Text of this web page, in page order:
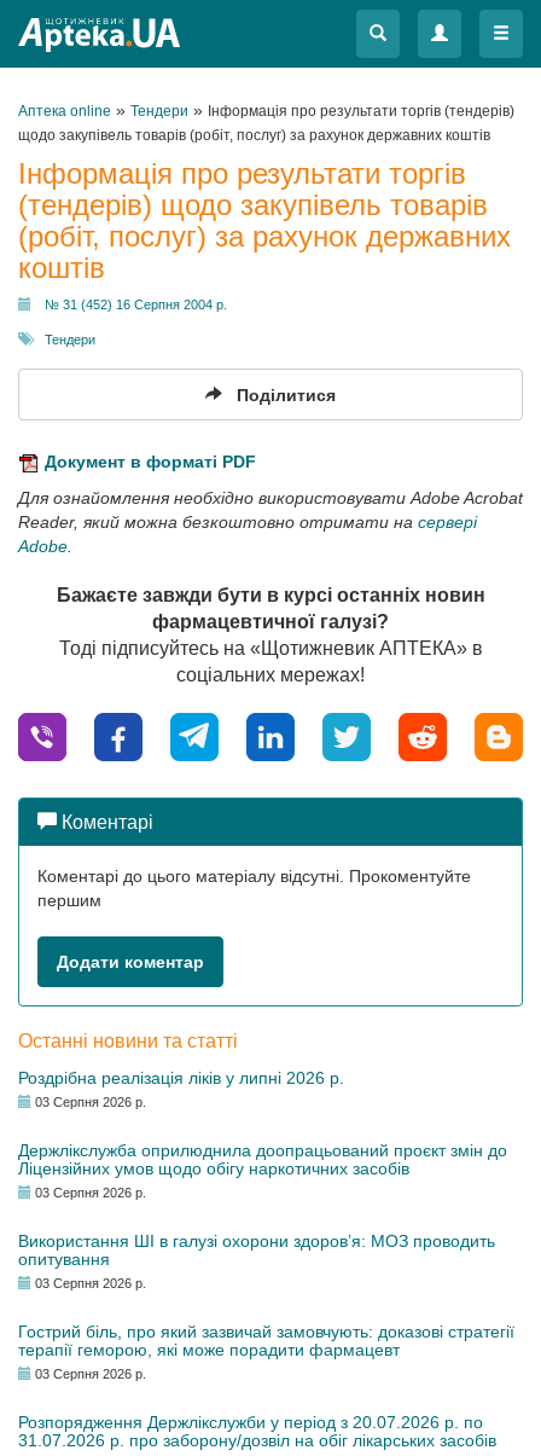
Меню
Меню
Аптека online » Тендери » Інформація про результати торгів (тендерів)
щодо закупівель товарів (робіт, послуг) за рахунок державних коштів
Інформація про результати торгів
(тендерів) щодо закупівель товарів
(робіт, послуг) за рахунок державних
коштів
№ 31 (452) 16 Серпня 2004 р.
Тендери
Поділитися
Документ в форматі PDF
Для ознайомлення необхідно використовувати Adobe Acrobat
Reader, який можна безкоштовно отримати на сервері
Adobe.
Бажаєте завжди бути в курсі останніх новин
фармацевтичної галузі?
Тоді підписуйтесь на «Щотижневик АПТЕКА» в
соціальних мережах!
Коментарі
Коментарі до цього матеріалу відсутні. Прокоментуйте
першим
Додати коментар
Останні новини та статті
Роздрібна реалізація ліків у липні 2026 р.
03 Серпня 2026 р.
Держлікслужба оприлюднила доопрацьований проєкт змін до
Ліцензійних умов щодо обігу наркотичних засобів
03 Серпня 2026 р.
Використання ШІ в галузі охорони здоров’я: МОЗ проводить
опитування
03 Серпня 2026 р.
Гострий біль, про який зазвичай замовчують: доказові стратегії
терапії геморою, які може порадити фармацевт
03 Серпня 2026 р.
Розпорядження Держлікслужби у період з 20.07.2026 р. по
31.07.2026 р. про заборону/дозвіл на обіг лікарських засобів